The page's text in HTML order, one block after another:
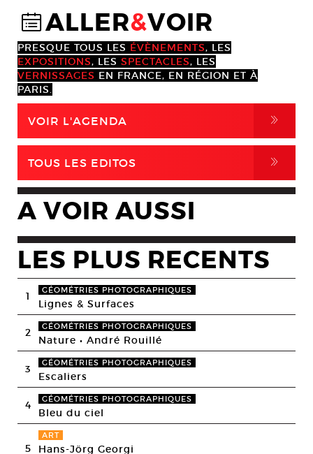
@ALLER&VOIR
PRESQUE TOUS LES ÉVÈNEMENTS, LES
EXPOSITIONS, LES SPECTACLES, LES
VERNISSAGES EN FRANCE, EN RÉGION ET À
PARIS.
VOIR L'AGENDA ,
TOUS LES EDITOS ,
A VOIR AUSSI
LES PLUS RECENTS
1 GÉOMÉTRIES PHOTOGRAPHIQUES
Lignes & Surfaces
2 GÉOMÉTRIES PHOTOGRAPHIQUES
Nature • André Rouillé
3 GÉOMÉTRIES PHOTOGRAPHIQUES
Escaliers
4 GÉOMÉTRIES PHOTOGRAPHIQUES
Bleu du ciel
5
ART
Hans-Jörg Georgi